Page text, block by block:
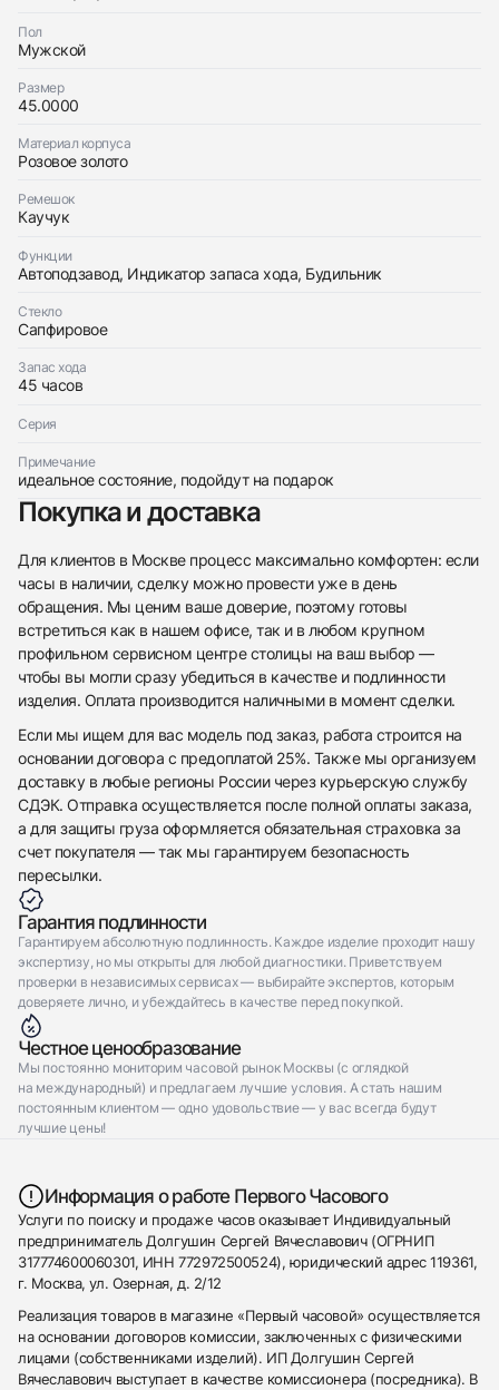
Пол
Мужской
Размер
45.0000
Материал корпуса
Розовое золото
Ремешок
Каучук
Функции
Автоподзавод, Индикатор запаса хода, Будильник
Стекло
Сапфировое
Запас хода
45 часов
Серия
Примечание
идеальное состояние, подойдут на подарок
Покупка и доставка
Для клиентов в Москве процесс максимально комфортен: если
часы в наличии, сделку можно провести уже в день
обращения. Мы ценим ваше доверие, поэтому готовы
встретиться как в нашем офисе, так и в любом крупном
профильном сервисном центре столицы на ваш выбор —
чтобы вы могли сразу убедиться в качестве и подлинности
изделия. Оплата производится наличными в момент сделки.
Если мы ищем для вас модель под заказ, работа строится на
основании договора с предоплатой 25%. Также мы организуем
доставку в любые регионы России через курьерскую службу
СДЭК. Отправка осуществляется после полной оплаты заказа,
а для защиты груза оформляется обязательная страховка за
счет покупателя — так мы гарантируем безопасность
пересылки.
Гарантия подлинности
Гарантируем абсолютную подлинность. Каждое изделие проходит нашу
экспертизу, но мы открыты для любой диагностики. Приветствуем
проверки в независимых сервисах — выбирайте экспертов, которым
доверяете лично, и убеждайтесь в качестве перед покупкой.
Честное ценообразование
Мы постоянно мониторим часовой рынок Москвы (с оглядкой
на международный) и предлагаем лучшие условия. А стать нашим
постоянным клиентом — одно удовольствие — у вас всегда будут
лучшие цены!
Информация о работе Первого Часового
Услуги по поиску и продаже часов оказывает Индивидуальный
предприниматель Долгушин Сергей Вячеславович (ОГРНИП
317774600060301, ИНН 772972500524), юридический адрес 119361,
г. Москва, ул. Озерная, д. 2/12
Реализация товаров в магазине «Первый часовой» осуществляется
на основании договоров комиссии, заключенных с физическими
лицами (собственниками изделий). ИП Долгушин Сергей
Вячеславович выступает в качестве комиссионера (посредника). В
Оставьте ваши контактные данные и мы свяжемся
$30,400
с вами
Приложите фото ваших часов…